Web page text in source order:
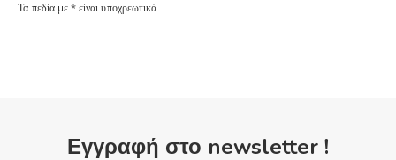
Τα πεδία με * είναι υποχρεωτικά
Εγγραφή στο newsletter !